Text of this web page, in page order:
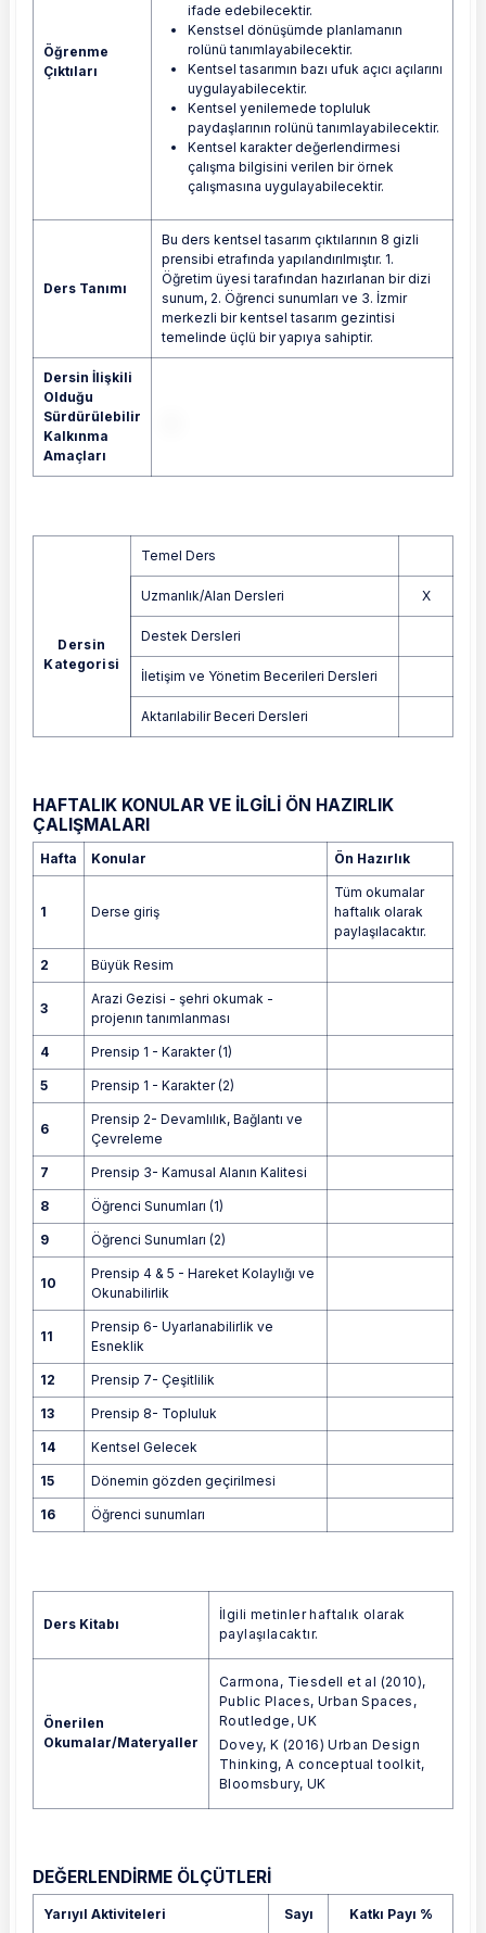
Öğrenme
Çıktıları
ifade edebilecektir.
Kenstsel dönüşümde planlamanın
rolünü tanımlayabilecektir.
Kentsel tasarımın bazı ufuk açıcı açılarını
uygulayabilecektir.
Kentsel yenilemede topluluk
paydaşlarının rolünü tanımlayabilecektir.
Kentsel karakter değerlendirmesi
çalışma bilgisini verilen bir örnek
çalışmasına uygulayabilecektir.
Ders Tanımı
Bu ders kentsel tasarım çıktılarının 8 gizli
prensibi etrafında yapılandırılmıştır. 1.
Öğretim üyesi tarafından hazırlanan bir dizi
sunum, 2. Öğrenci sunumları ve 3. İzmir
merkezli bir kentsel tasarım gezintisi
temelinde üçlü bir yapıya sahiptir.
Dersin İlişkili
Olduğu
Sürdürülebilir
Kalkınma
Amaçları
Dersin
Kategorisi
Temel Ders
Uzmanlık/Alan Dersleri X
Destek Dersleri
İletişim ve Yönetim Becerileri Dersleri
Aktarılabilir Beceri Dersleri
HAFTALIK KONULAR VE İLGİLİ ÖN HAZIRLIK
ÇALIŞMALARI
Hafta Konular Ön Hazırlık
1 Derse giriş
Tüm okumalar
haftalık olarak
paylaşılacaktır.
2 Büyük Resim
3
Arazi Gezisi - şehri okumak -
projenın tanımlanması
4 Prensip 1 - Karakter (1)
5 Prensip 1 - Karakter (2)
6
Prensip 2- Devamlılık, Bağlantı ve
Çevreleme
7 Prensip 3- Kamusal Alanın Kalitesi
8 Öğrenci Sunumları (1)
9 Öğrenci Sunumları (2)
10
Prensip 4 & 5 - Hareket Kolaylığı ve
Okunabilirlik
11
Prensip 6- Uyarlanabilirlik ve
Esneklik
12 Prensip 7- Çeşitlilik
13 Prensip 8- Topluluk
14 Kentsel Gelecek
15 Dönemin gözden geçirilmesi
16 Öğrenci sunumları
Ders Kitabı
İlgili metinler haftalık olarak
paylaşılacaktır.
Önerilen
Okumalar/Materyaller
Carmona, Tiesdell et al (2010),
Public Places, Urban Spaces,
Routledge, UK
Dovey, K (2016) Urban Design
Thinking, A conceptual toolkit,
Bloomsbury, UK
DEĞERLENDİRME ÖLÇÜTLERİ
Yarıyıl Aktiviteleri Sayı Katkı Payı %